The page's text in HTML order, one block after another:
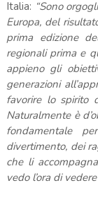
Italia: “Sono
Europa, del
prima edizione
regionali prima e
appieno gli
generazioni
favorire lo spirito
Naturalmente è
fondamentale
divertimento, dei
che li
vedo l’ora di